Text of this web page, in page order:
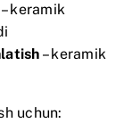
– keramik
– keramik
uchun: